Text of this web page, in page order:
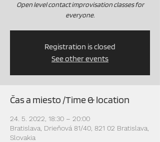
Open level contact improvisation classes for
everyone.
Registration is closed
See other events
Čas a miesto /Time & location
24. 5. 2022, 18:30 – 20:00
Bratislava, Drieňová 81/40, 821 02 Bratislava,
Slovakia